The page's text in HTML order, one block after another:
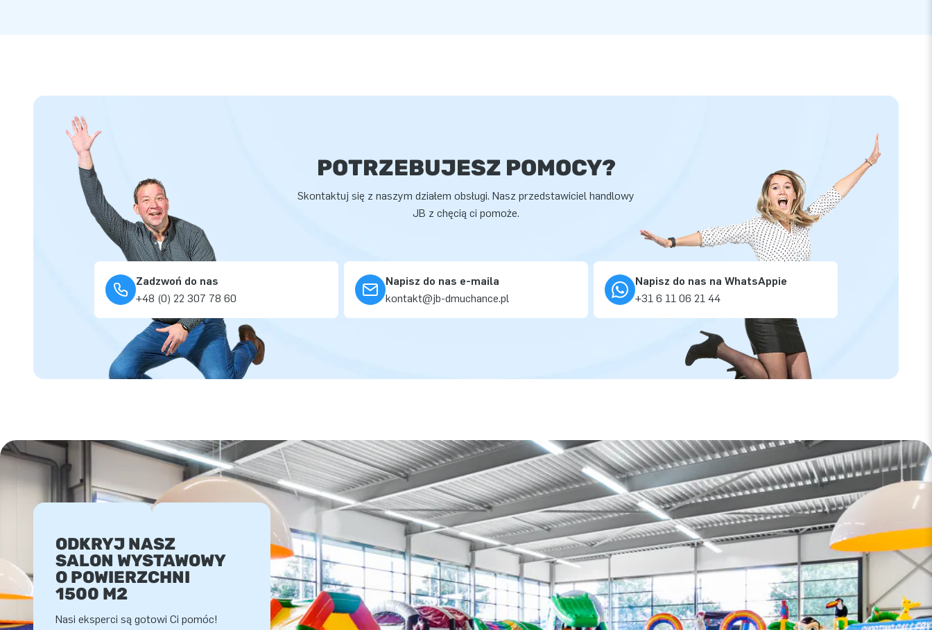
POTRZEBUJESZ POMOCY?
Skontaktuj się z naszym działem obsługi. Nasz przedstawiciel handlowy
JB z chęcią ci pomoże.
Zadzwoń do nas
+48 (0) 22 307 78 60
Napisz do nas e-maila
kontakt@jb-dmuchance.pl
Napisz do nas na WhatsAppie
+31 6 11 06 21 44
ODKRYJ NASZ
SALON WYSTAWOWY
O POWIERZCHNI
1500 M2
Nasi eksperci są gotowi Ci pomóc!